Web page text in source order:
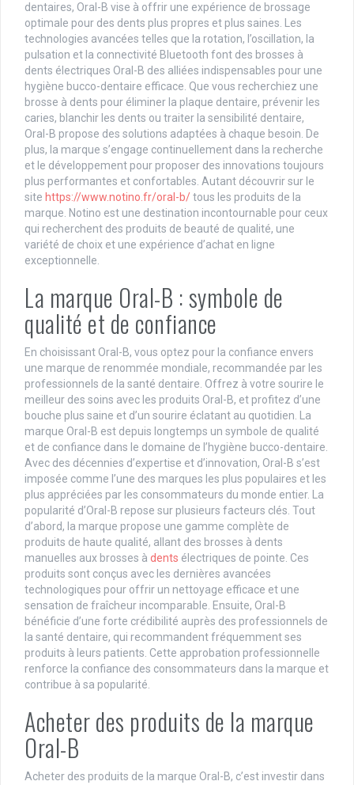
dentaires, Oral-B vise à offrir une expérience de brossage
optimale pour des dents plus propres et plus saines. Les
technologies avancées telles que la rotation, l’oscillation, la
pulsation et la connectivité Bluetooth font des brosses à
dents électriques Oral-B des alliées indispensables pour une
hygiène bucco-dentaire efficace. Que vous recherchiez une
brosse à dents pour éliminer la plaque dentaire, prévenir les
caries, blanchir les dents ou traiter la sensibilité dentaire,
Oral-B propose des solutions adaptées à chaque besoin. De
plus, la marque s’engage continuellement dans la recherche
et le développement pour proposer des innovations toujours
plus performantes et confortables. Autant découvrir sur le
site https://www.notino.fr/oral-b/tous les produits de la
marque. Notino est une destination incontournable pour ceux
qui recherchent des produits de beauté de qualité, une
variété de choix et une expérience d’achat en ligne
exceptionnelle.
La marque Oral-B : symbole de
qualité et de confiance
En choisissant Oral-B, vous optez pour la confiance envers
une marque de renommée mondiale, recommandée par les
professionnels de la santé dentaire. Offrez à votre sourire le
meilleur des soins avec les produits Oral-B, et profitez d’une
bouche plus saine et d’un sourire éclatant au quotidien. La
marque Oral-B est depuis longtemps un symbole de qualité
et de confiance dans le domaine de l’hygiène bucco-dentaire.
Avec des décennies d’expertise et d’innovation, Oral-B s’est
imposée comme l’une des marques les plus populaires et les
plus appréciées par les consommateurs du monde entier. La
popularité d’Oral-B repose sur plusieurs facteurs clés. Tout
d’abord, la marque propose une gamme complète de
produits de haute qualité, allant des brosses à dents
manuelles aux brosses à dents électriques de pointe. Ces
produits sont conçus avec les dernières avancées
technologiques pour offrir un nettoyage efficace et une
sensation de fraîcheur incomparable. Ensuite, Oral-B
bénéficie d’une forte crédibilité auprès des professionnels de
la santé dentaire, qui recommandent fréquemment ses
produits à leurs patients. Cette approbation professionnelle
renforce la confiance des consommateurs dans la marque et
contribue à sa popularité.
Acheter des produits de la marque
Oral-B
Acheter des produits de la marque Oral-B, c’est investir dans